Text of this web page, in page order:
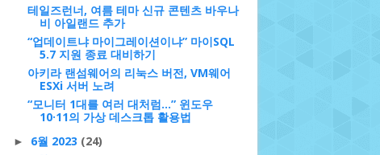
테일즈런너, 여름 테마 신규 콘텐츠 바우나
비 아일랜드 추가
“업데이트냐 마이그레이션이냐” 마이SQL
5.7 지원 종료 대비하기
아키라 랜섬웨어의 리눅스 버전, VM웨어
ESXi 서버 노려
“모니터 1대를 여러 대처럼…” 윈도우
10·11의 가상 데스크톱 활용법
► 6월 2023 (24)